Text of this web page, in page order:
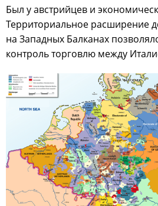
Был у австрийцев и
Территориальное расширение
на Западных Балканах
контроль торговлю между